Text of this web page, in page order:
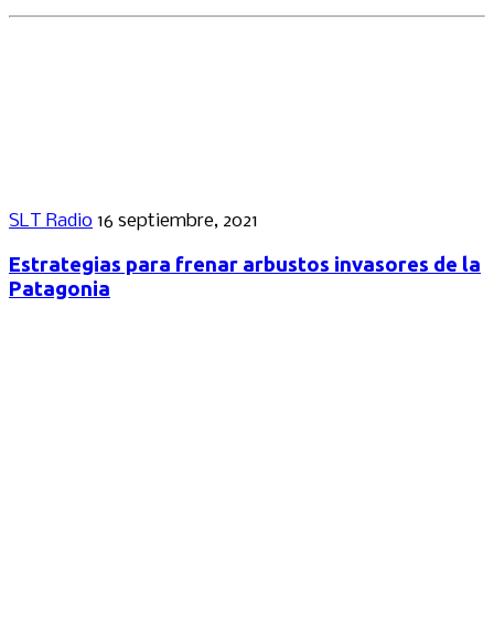
SLT Radio 16 septiembre, 2021
Estrategias para frenar arbustos invasores de la
Patagonia